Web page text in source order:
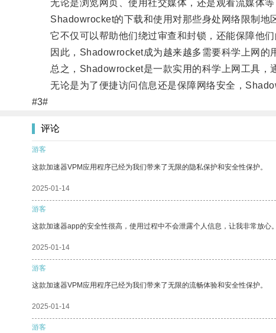
无论是浏览网页、使用社交媒体，还是观看流媒体等
Shadowrocket的下载和使用对那些身处网络限制地区
它不仅可以帮助他们绕过审查和封锁，还能保障他们
因此，Shadowrocket成为越来越多需要科学上网的用
总之，Shadowrocket是一款实用的科学上网工具，通
无论是为了便捷访问信息还是保障网络安全，
#3#
评论
游客
这款加速器VPM应用程序已经为我们带来了无限的隐私保护和安全性保护。
2025-01-14
游客
这款加速器app的安全性很高，使用过程中不会泄露个人信息，让我非常放心。
2025-01-14
游客
这款加速器VPM应用程序已经为我们带来了无限的流畅体验和安全性保护。
2025-01-14
游客